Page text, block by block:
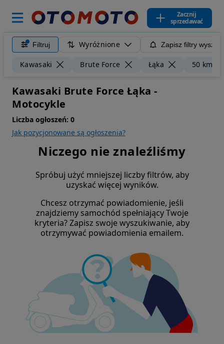
Zacznij
sprzedawać
Filtruj Wyróżnione Zapisz filtry
Kawasaki Brute Force Łąka 50 km
Kawasaki Brute Force Łąka -
Motocykle
Liczba ogłoszeń: 0
Jak pozycjonowane są ogłoszenia?
Niczego nie znaleźliśmy
Spróbuj użyć mniejszej liczby filtrów, aby
uzyskać więcej wyników.
Chcesz otrzymać powiadomienie, jeśli
znajdziemy samochód spełniający Twoje
kryteria? Zapisz swoje wyszukiwanie, aby
otrzymywać powiadomienia emailem.